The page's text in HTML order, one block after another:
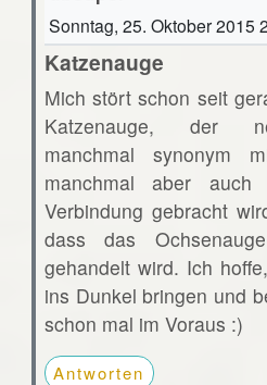
Sonntag, 25. Oktober 2015
Katzenauge
Mich stört schon seit
Katzenauge, der
manchmal synonym
manchmal aber
Verbindung gebracht
dass das
gehandelt wird. Ich
ins Dunkel bringen und
schon mal im Voraus :)
Antworten